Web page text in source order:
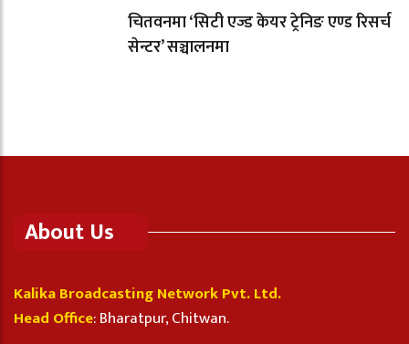
चितवनमा ‘सिटी एज्ड केयर ट्रेनिङ एण्ड रिसर्च
सेन्टर’ सञ्चालनमा
About Us
Kalika Broadcasting Network Pvt. Ltd.
Head Office: Bharatpur, Chitwan.